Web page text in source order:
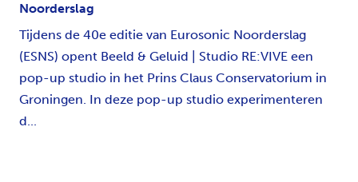
Noorderslag
Tijdens de 40e editie van Eurosonic Noorderslag
(ESNS) opent Beeld & Geluid | Studio RE:VIVE een
pop-up studio in het Prins Claus Conservatorium in
Groningen. In deze pop-up studio experimenteren
d...